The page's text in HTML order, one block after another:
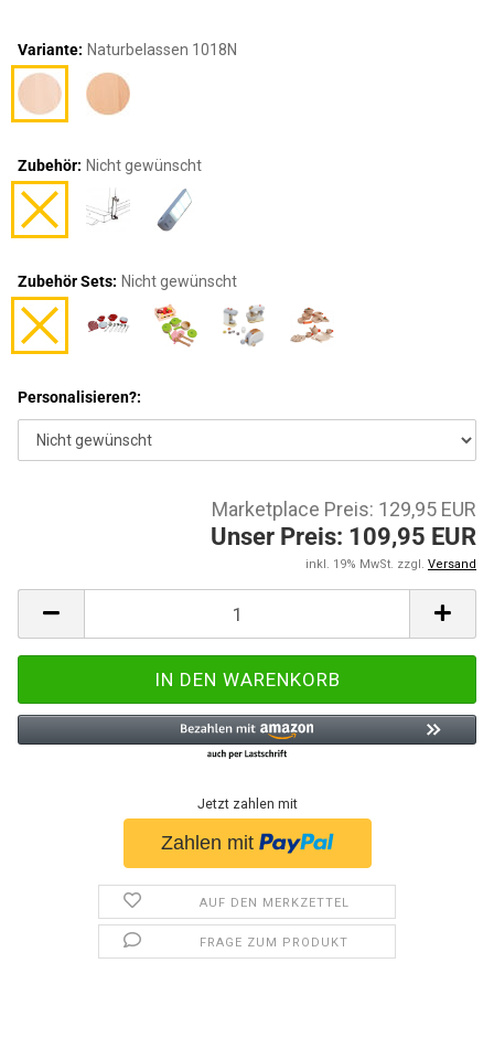
Variante: Naturbelassen 1018N
Zubehör: Nicht gewünscht
Zubehör Sets: Nicht gewünscht
Personalisieren?:
Marketplace Preis: 129,95 EUR
Unser Preis: 109,95 EUR
inkl. 19% MwSt. zzgl. Versand
Jetzt zahlen mit
AUF DEN MERKZETTEL
FRAGE ZUM PRODUKT